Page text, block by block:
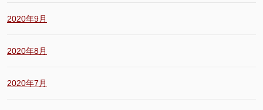
2020年9月
2020年8月
2020年7月